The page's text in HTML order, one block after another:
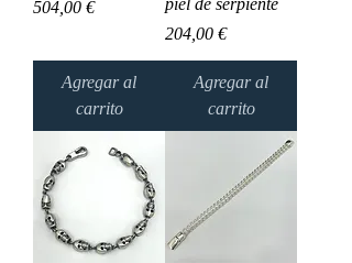
Precio
504,00 €
Agregar al
carrito
piel de serpiente
Precio
204,00 €
Agregar al
carrito